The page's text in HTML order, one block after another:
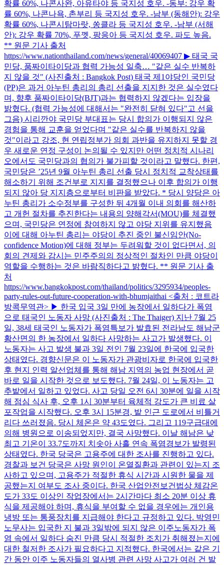
확률 60%, 나콘사완, 아유타야 등 국지성 호우. -동부: 강우 확
률 60%, 나콘나욕, 촌부리 등 국지성 호우. -남부 (동해안): 강우
확률 60%, 나콘시탐마랏, 쏭클라 등 국지성 호우. -남부 (서해
안): 강우 확률 70%, 푸껫, 팡응아 등 국지성 호우. 파도 높음.
** 원문 기사 출처
https://www.nationthailand.com/news/general/40069407 ▶ 태국 국
민당, 품짜이타이당과 협력 가능성 일축… "같은 실수 반복하
지 않을 것" (사진출처 : Bangkok Post) 태국 제1야당인 국민당
(PP)은 과거 아누틴 총리의 총리 선출을 지지한 것은 실수였다
며, 향후 품짜이타이당(BJT)과는 협력하지 않겠다는 입장을
밝혔다. (협력 가능성에 대해서는 "완전히 닫혀 있다"고 선을
그음) 시리깐야 국민당 부대표는 당시 합의가 이행되지 않은
경험을 통해 교훈을 얻었다며 "같은 실수를 반복하지 않을
것"이라고 강조, 현 연립정부가 의회 과반을 유지하지 못할 경
우 새로운 연정 구성이 논의될 수 있지만 어떤 정치적 시나리
오에서도 국민당과의 협의가 불가피할 것이라고 말했다. 한편,
국민당은 ’25년 9월 아누틴 총리 선출 당시 정치적 교착상태를
해소하기 위해 조건부로 지지를 결정했으나 이후 합의가 이행
되지 않아 당 지지층으로부터 비판을 받았다. * 당시 양당은 아
누틴 총리가 소수정부를 구성한 뒤 4개월 이내 의회를 해산하
고 개헌 절차를 추진한다는 내용의 양해각서(MOU)를 체결했
으며, 국민당은 연정에 참여하지 않고 야당 지위를 유지했음
이에 대해 아누틴 총리는 야당이 추진 중인 불신임안(No-
confidence Motion)에 대해 정부는 두려워할 것이 없다면서, 의
회의 견제와 감시는 민주주의의 정상적인 절차인 만큼 야당이
역할을 수행하는 것은 바람직하다고 밝혔다. ** 원문 기사 출
처
https://www.bangkokpost.com/thailand/politics/3295934/peoples-
party-rules-out-future-cooperation-with-bhumjaithai <출처 : 코트라
방콕무역관> ▶ 한국 입국 3일 만에 농장에서 일하다가 폭염
으로 태국인 노동자 사망 (사진출처 : The Thaiger) 지난 7월 25
일, 38세 태국인 노동자가 폭염특보가 발효된 전라남도 해남군
황산면의 한 농장에서 일하다 사망하는 사고가 발생했다. 이
노동자는 사고 발생 불과 3일 전인 7월 23일에 한국에 입국한
상태였다. 경향신문은 이 노동자가 관광비자로 한국에 입국한
후 현지 인력 알선업체를 통해 해남 지역의 농업 현장에서 곧
바로 일을 시작한 것으로 보도했다. 7월 24일, 이 노동자는 고
추밭에서 일하고 있었다. 사고 당일 오전 6시 30분에 일을 시작
해 점심 식사 후, 오후 1시 30분부터 육체적 강도가 큰 비료 살
포작업을 시작했다. 오후 3시 15분경, 밭 인근 도로에서 비틀거
리다 쓰러졌음. 당시 체온은 약 43도였다. 그리고 119구급대에
의해 병원으로 이송되었지만, 결국 사망했다. 이날 해남은 낮
최고 기온이 33.7도까지 치솟아 사흘 연속 폭염경보가 발령된
상태였다. 한국 당국은 고용주에 대한 조사를 진행하고 있다.
경찰과 보건 당국은 사망 원인이 온열질환과 관련이 있는지 조
사하고 있으며, 고용주가 적절한 휴식 시간과 시원한 물을 제
공했는지 여부도 조사 중이다. 한국 산업안전보건법상 체감온
도가 33도 이상인 작업장에서는 2시간마다 최소 20분 이상 휴
식을 제공해야 하며, 휴식을 부여할 수 없을 경우에는 개인용
냉방 또는 통풍장치를 지급해야 한다고 규정하고 있다. 박영민
노무사는 입국한 지 불과 3일밖에 되지 않은 이주노동자가 폭
염 속에서 일하다 숨진 만큼 당시 적절한 조치가 취해졌는지에
대한 철저한 조사가 필요하다고 지적했다. 한국에서는 같은 기
간 동안 이주 노동자들의 열사병 관련 사망 사고가 여러 건 발